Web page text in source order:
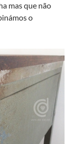
mas que não
o